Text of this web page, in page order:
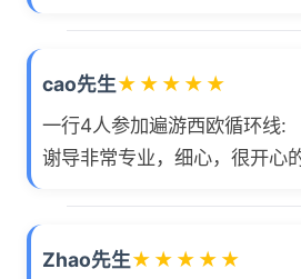
cao先生★ ★ ★ ★ ★
一行4人参加遍游西欧循环线:
谢导非常专业，细心，很开心
Zhao先生★ ★ ★ ★ ★